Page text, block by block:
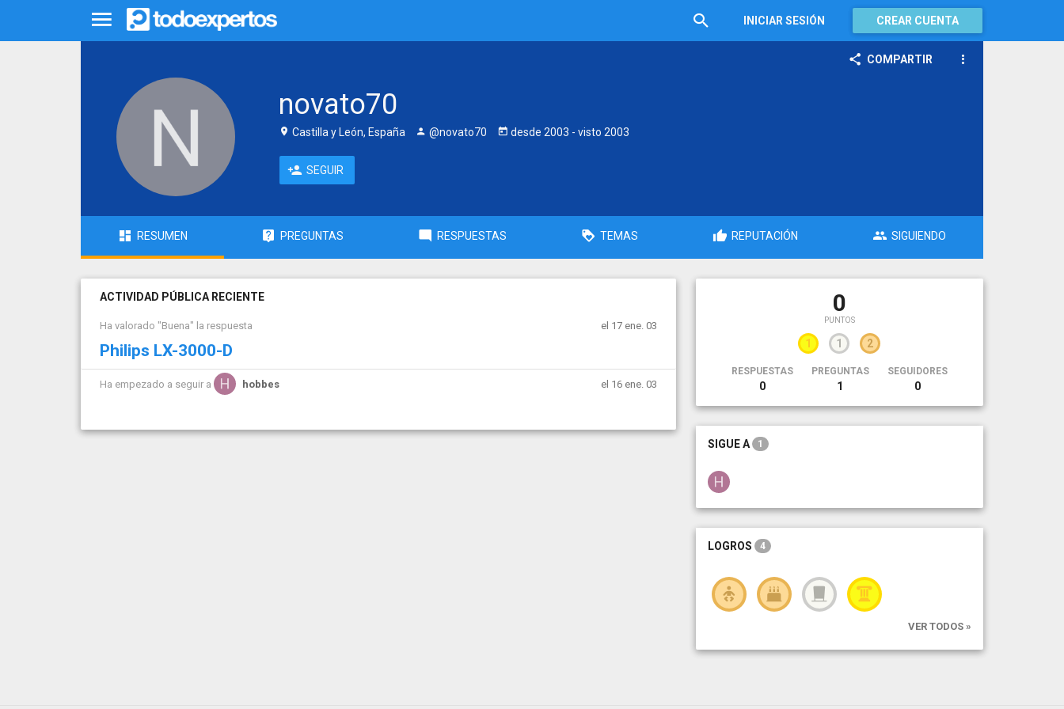
INICIAR SESIÓN CREAR CUENTA
COMPARTIR
novato70
Castilla y León, España @novato70 desde 2003 - visto 2003
SEGUIR
RESUMEN PREGUNTAS RESPUESTAS TEMAS REPUTACIÓN SIGUIENDO
ACTIVIDAD PÚBLICA RECIENTE
Ha valorado "Buena" la respuesta el 17 ene. 03
Philips LX-3000-D
Ha empezado a seguir a hobbes el 16 ene. 03
0
PUNTOS
1 1 2
RESPUESTAS
0
PREGUNTAS
1
SEGUIDORES
0
SIGUE A 1
LOGROS 4
VER TODOS »